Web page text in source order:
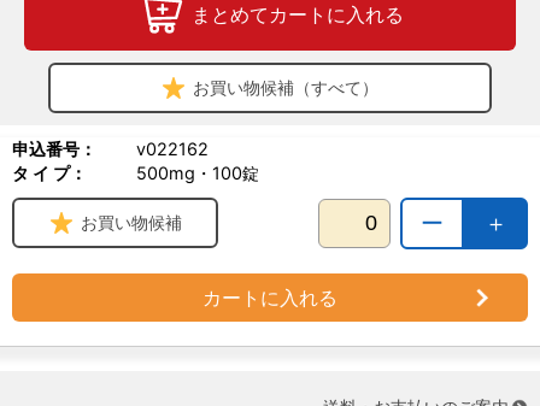
まとめてカートに入れる
お買い物候補（すべて）
申込番号：
v022162
タ イ プ：
500mg・100錠
＋
ー
お買い物候補
カートに入れる